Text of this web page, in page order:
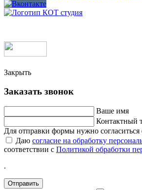
Закрыть
Заказать звонок
Ваше имя
Контактный
Для отправки формы нужно согласиться
Даю согласие на обработку
соответствии с Политикой обработки
.